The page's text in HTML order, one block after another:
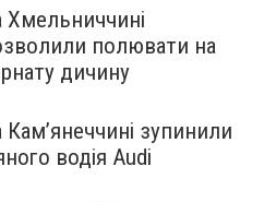
Хмельниччині
полювати на
дичину
Камʼянеччині зупинили
водія Audi